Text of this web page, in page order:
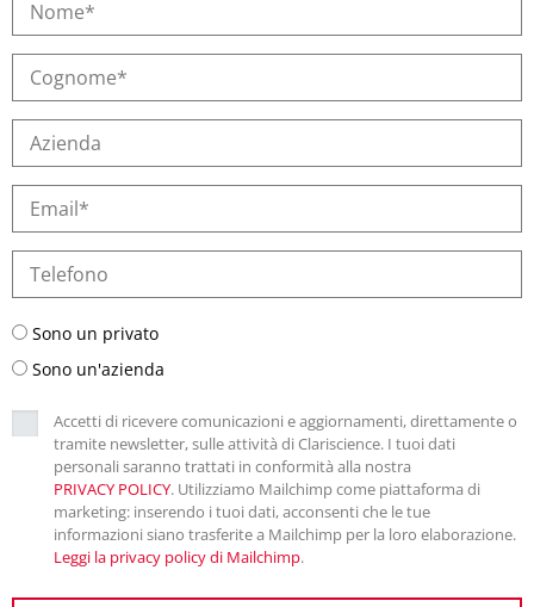
Sono un privato
Sono un'azienda
Accetti di ricevere comunicazioni e aggiornamenti, direttamente o
tramite newsletter, sulle attività di Clariscience. I tuoi dati
personali saranno trattati in conformità alla nostra
PRIVACY POLICY. Utilizziamo Mailchimp come piattaforma di
marketing: inserendo i tuoi dati, acconsenti che le tue
informazioni siano trasferite a Mailchimp per la loro elaborazione.
Leggi la privacy policy di Mailchimp.